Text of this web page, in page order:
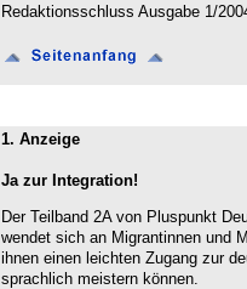
Redaktionsschluss Ausgabe 1/
1. Anzeige
Ja zur Integration!
Der Teilband 2A von Pluspunkt
wendet sich an Migrantinnen und
ihnen einen leichten Zugang zur
sprachlich meistern können.